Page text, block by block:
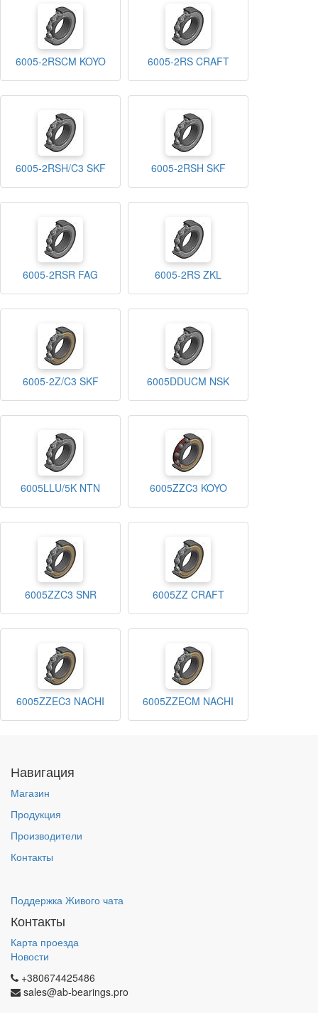
6005-2RSCM KOYO 6005-2RS CRAFT
6005-2RSH/C3 SKF 6005-2RSH SKF
6005-2RSR FAG 6005-2RS ZKL
6005-2Z/C3 SKF 6005DDUCM NSK
6005LLU/5K NTN 6005ZZC3 KOYO
6005ZZC3 SNR 6005ZZ CRAFT
6005ZZEC3 NACHI 6005ZZECM NACHI
Навигация
Магазин
Продукция
Производители
Контакты
Поддержка Живого чата
Контакты
Карта проезда
Новости
+380674425486
sales@ab-bearings.pro